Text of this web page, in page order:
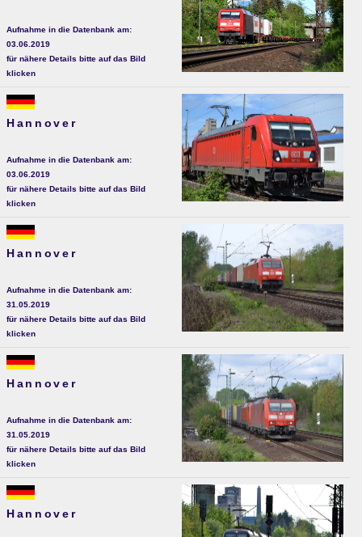
Aufnahme in die Datenbank am:
03.06.2019
für nähere Details bitte auf das Bild
klicken
Hannover
Aufnahme in die Datenbank am:
03.06.2019
für nähere Details bitte auf das Bild
klicken
Hannover
Aufnahme in die Datenbank am:
31.05.2019
für nähere Details bitte auf das Bild
klicken
Hannover
Aufnahme in die Datenbank am:
31.05.2019
für nähere Details bitte auf das Bild
klicken
Hannover